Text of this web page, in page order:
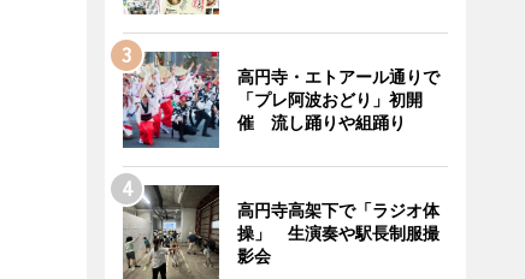
高円寺・エトアール通りで
「プレ阿波おどり」初開
催 流し踊りや組踊り
高円寺高架下で「ラジオ体
操」 生演奏や駅長制服撮
影会